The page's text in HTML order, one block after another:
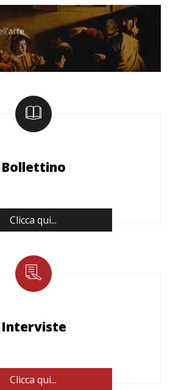
Bollettino
Clicca qui...
Interviste
Clicca qui...